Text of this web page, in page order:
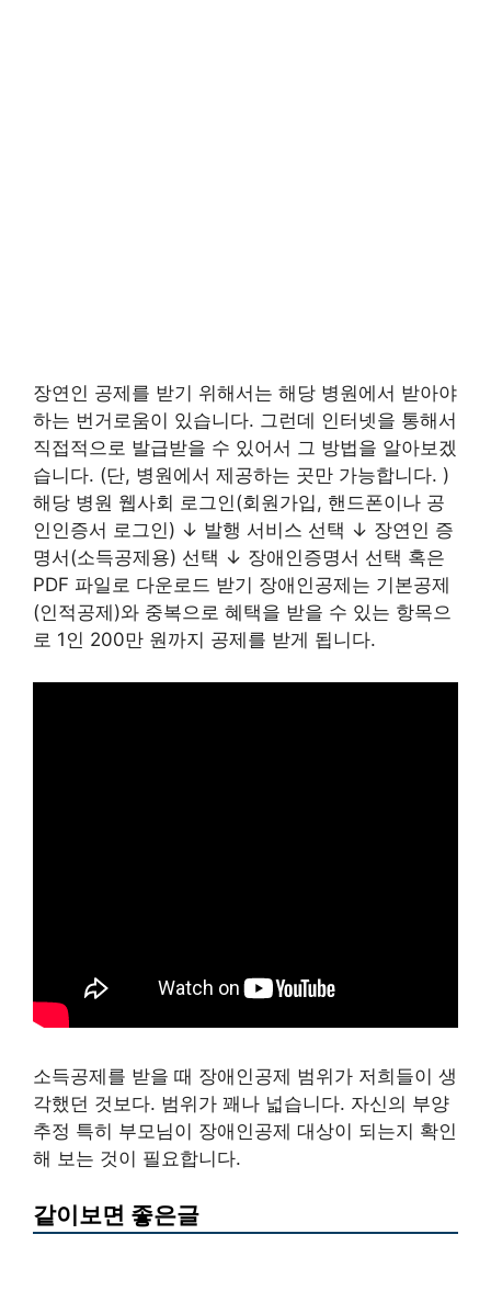
장연인 공제를 받기 위해서는 해당 병원에서 받아야
하는 번거로움이 있습니다. 그런데 인터넷을 통해서
직접적으로 발급받을 수 있어서 그 방법을 알아보겠
습니다. (단, 병원에서 제공하는 곳만 가능합니다. )
해당 병원 웹사회 로그인(회원가입, 핸드폰이나 공
인인증서 로그인) ↓ 발행 서비스 선택 ↓ 장연인 증
명서(소득공제용) 선택 ↓ 장애인증명서 선택 혹은
PDF 파일로 다운로드 받기 장애인공제는 기본공제
(인적공제)와 중복으로 혜택을 받을 수 있는 항목으
로 1인 200만 원까지 공제를 받게 됩니다.
소득공제를 받을 때 장애인공제 범위가 저희들이 생
각했던 것보다. 범위가 꽤나 넓습니다. 자신의 부양
추정 특히 부모님이 장애인공제 대상이 되는지 확인
해 보는 것이 필요합니다.
같이보면 좋은글